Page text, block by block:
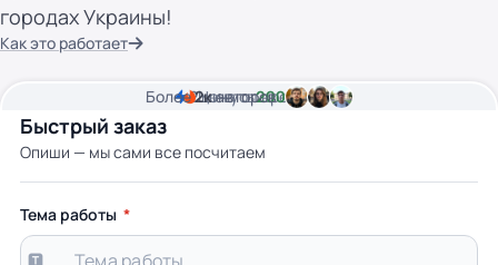
городах Украины!
Как это работает
Быстрый заказ
Опиши — мы сами все посчитаем
2минуты времени
Цена от200 грн
Более2кавторов
Тема работы